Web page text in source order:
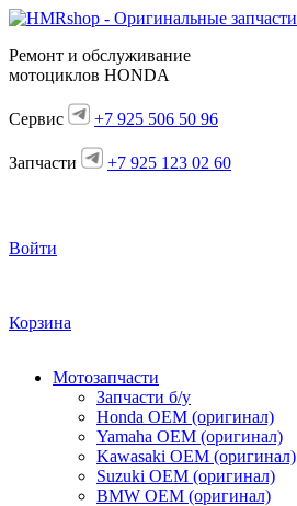
Ремонт и обслуживание
мотоциклов HONDA
Сервис +7 925 506 50 96
Запчасти +7 925 123 02 60
Войти
Корзина
Мотозапчасти
Запчасти б/у
Honda OEM (оригинал)
Yamaha OEM (оригинал)
Kawasaki OEM (оригинал)
Suzuki OEM (оригинал)
BMW OEM (оригинал)